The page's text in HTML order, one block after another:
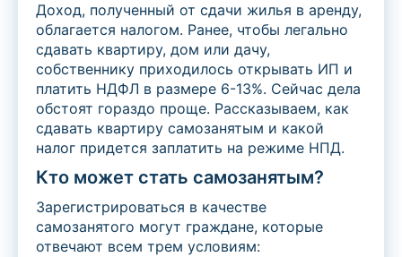
Доход, полученный от сдачи жилья в аренду,
облагается налогом. Ранее, чтобы легально
сдавать квартиру, дом или дачу,
собственнику приходилось открывать ИП и
платить НДФЛ в размере 6-13%. Сейчас дела
обстоят гораздо проще. Рассказываем, как
сдавать квартиру самозанятым и какой
налог придется заплатить на режиме НПД.
Кто может стать самозанятым?
Зарегистрироваться в качестве
самозанятого могут граждане, которые
отвечают всем трем условиям: